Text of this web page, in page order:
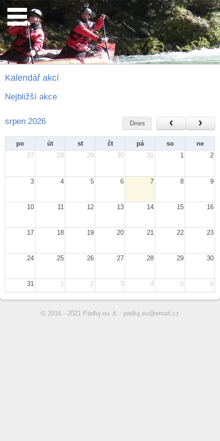
Kalendář akcí
Nejbližší akce
srpen 2026 Dnes
po út st čt pá so
ne
27
28 29 30 31 1 2
3 4 5 6 7 8 9
10 11 12 13 14 15 16
17 18 19 20 21 22 23
24 25 26 27 28 29 30
31 1 2 3 4 5 6
© 2016 - 2021 Pádluj.eu ⚓ - padluj.eu@email.cz